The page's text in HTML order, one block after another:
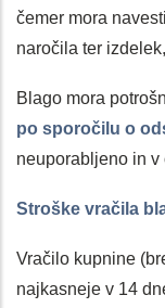
čemer mora
naročila ter
Blago mora
po sporočilu o
neuporabljeno in
Stroške vračila
Vračilo kupnine
najkasneje v 14